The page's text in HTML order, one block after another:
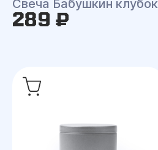
Свеча Бабушкин клубок
289 ₽